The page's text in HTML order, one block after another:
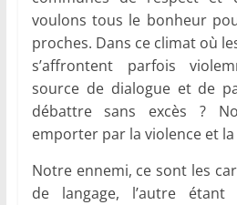
voulons tous le bonheur
proches. Dans ce climat où
s’affrontent parfois
source de dialogue et de
débattre sans excès ?
emporter par la violence et la
Notre ennemi, ce sont les
de langage, l’autre